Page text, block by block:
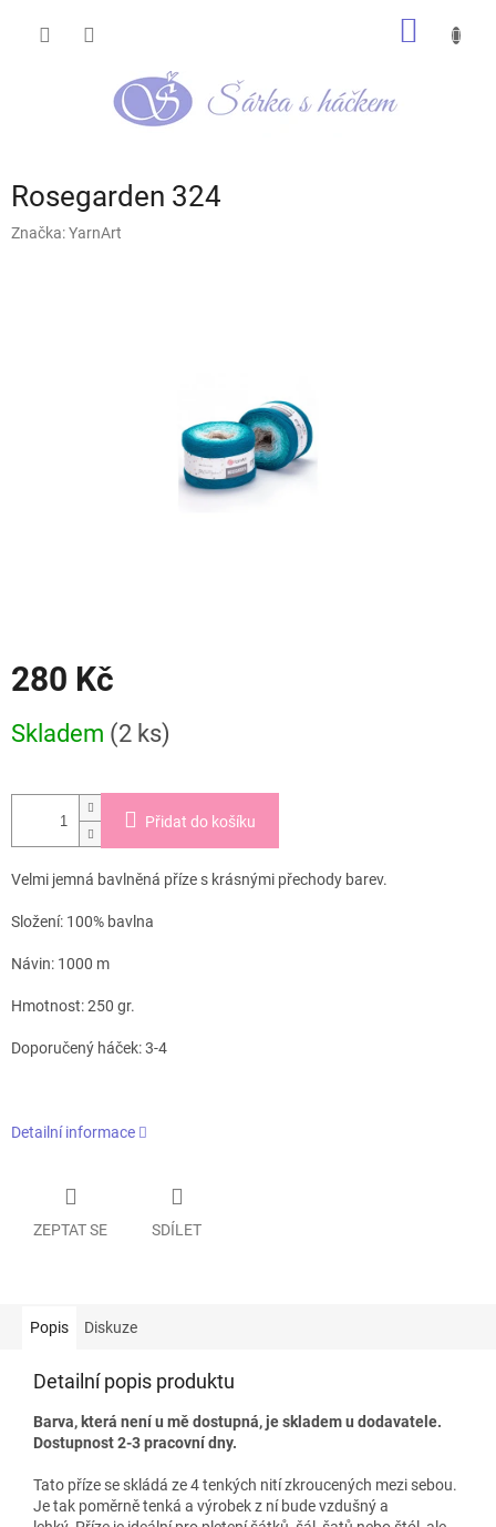
Rosegarden 324
Značka:YarnArt
280 Kč
cena:
Skladem (2 ks)
Přidat do košíku
Velmi jemná bavlněná příze s krásnými přechody barev.
Složení: 100% bavlna
Návin: 1000 m
Hmotnost: 250 gr.
Doporučený háček: 3-4
Detailní informace
ZEPTAT SE SDÍLET
Popis Diskuze
Detailní popis produktu
Barva, která není u mě dostupná, je skladem u dodavatele.
Dostupnost 2-3 pracovní dny.
Tato příze se skládá ze 4 tenkých nití zkroucených mezi sebou.
Je tak poměrně tenká a výrobek z ní bude vzdušný a